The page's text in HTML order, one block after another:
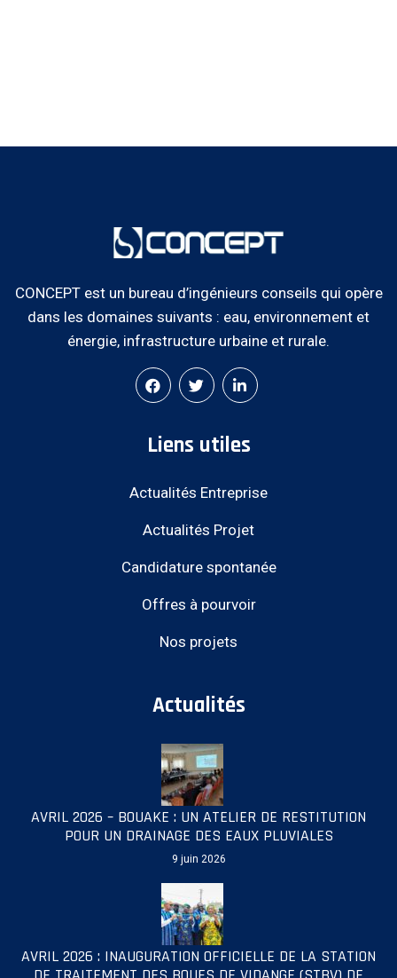
CONCEPT est un bureau d’ingénieurs conseils qui opère
dans les domaines suivants : eau, environnement et
énergie, infrastructure urbaine et rurale.
Liens utiles
Actualités Entreprise
Actualités Projet
Candidature spontanée
Offres à pourvoir
Nos projets
Actualités
AVRIL 2026 – BOUAKE : UN ATELIER DE RESTITUTION
POUR UN DRAINAGE DES EAUX PLUVIALES
9 juin 2026
AVRIL 2026 : INAUGURATION OFFICIELLE DE LA STATION